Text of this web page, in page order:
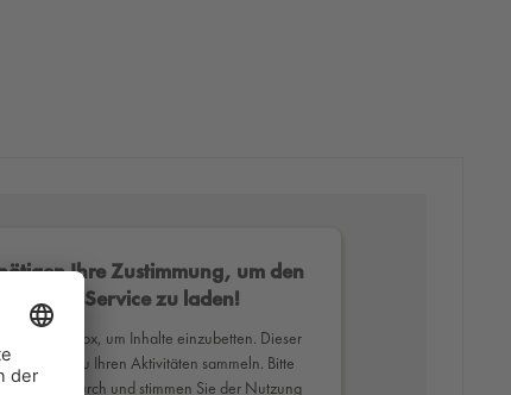
Ihre Zustimmung, um den
Mapbox-Service zu laden!
Mapbox, um Inhalte einzubetten. Dieser
Daten zu Ihren Aktivitäten sammeln. Bitte
Details durch und stimmen Sie der Nutzung